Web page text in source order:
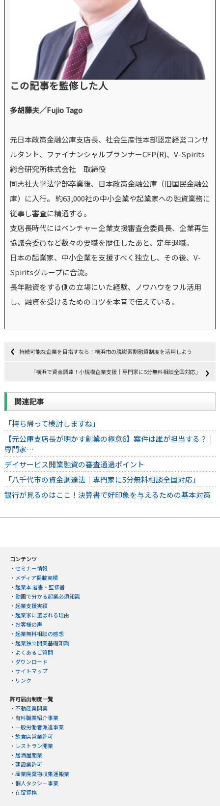
この記事を監修した人
多胡藤夫／Fujio Tago
元日本政策金融公庫支店長、社会生産性本部認定経営コンサ
ルタント、ファイナンシャルプランナーCFP(R)、V-Spirits
総合研究所株式会社 取締役
同志社大学法学部卒業後、日本政策金融公庫（旧国民金融公
庫）に入行。 約63,000社の中小企業や起業家への融資業務に
従事し審査に精通する。
支店長時代にはベンチャー企業支援審査会委員長、企業再生
協議会委員など数々の要職を歴任したあと、定年退職。
日本の起業家、中小企業を支援すべく独立し、その後、V-
Spiritsグループに合流。
長年融資をする側の立場にいた経験、ノウハウをフル活用
し、融資を受けるためのコツを本音で伝えている。
持続可能な企業を目指すなら！横浜市の脱炭素割融資制度を活用しよう
「横浜で資金調達！小規模企業支援｜専門家に5分無料相談全国対応」
関連記事
「持ち帰って検討しますね」
【元公庫支店長が明かす創業の極意6】案件は誰が担当する？｜
専門家…
デイサービス開業融資の審査通過ポイント
「八千代市の資金調達法｜専門家に5分無料相談全国対応」
銀行が見るのはここ！決算書で好印象を与えるための基本対策
コンテンツ
・ セミナー情報
・ メディア掲載実績
・ 起業本 著書・監修書
・ 動画で分かる起業必須知識
・ 起業支援実績
・ 起業家に選ばれる理由
・ お客様の声
・ 起業無料相談の感想
・ 起業独立開業基礎知識
・ よくあるご質問
・ ダウンロード
・ サイトマップ
・ リンク
許可届出制度一覧
・ 不動産業開業
・ 有料職業紹介事業
・ 一般労働者派遣事業
・ 飲食店営業許可
・ レストラン開業
・ 居酒屋開業
・ 建設業許可
・ 産業廃棄物収集運搬業
・ 個人タクシー事業
・ 在留資格